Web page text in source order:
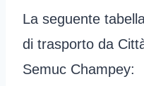
La seguente
di trasporto da
Semuc Champey: